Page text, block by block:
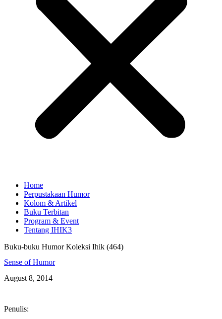
Home
Perpustakaan Humor
Kolom & Artikel
Buku Terbitan
Program & Event
Tentang IHIK3
Buku-buku Humor Koleksi Ihik (464)
Sense of Humor
August 8, 2014
Penulis: